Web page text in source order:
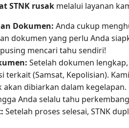
STNK rusak melalui layanan
Dokumen: Anda cukup
dokumen yang perlu Anda
mencari tahu sendiri!
Setelah dokumen
terkait (Samsat, Kepolisian).
akan dibiarkan dalam
Anda selalu tahu
Setelah proses selesai, STNK